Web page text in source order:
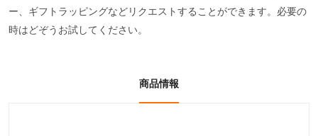
ー、ギフトラッピングなどリクエストすることができます。必要の
時はどぞうお試してください。
商品情報